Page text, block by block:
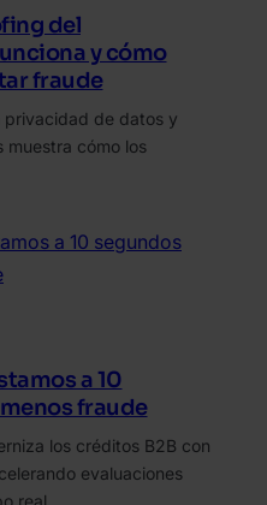
del
y cómo
fraude
privacidad de datos y
muestra cómo los
a 10
fraude
los créditos B2B con
evaluaciones
real.